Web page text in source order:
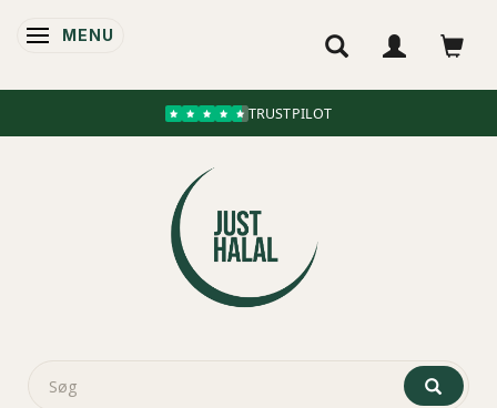
SKIFTE NAVIGATION
MENU
TRUSTPILOT